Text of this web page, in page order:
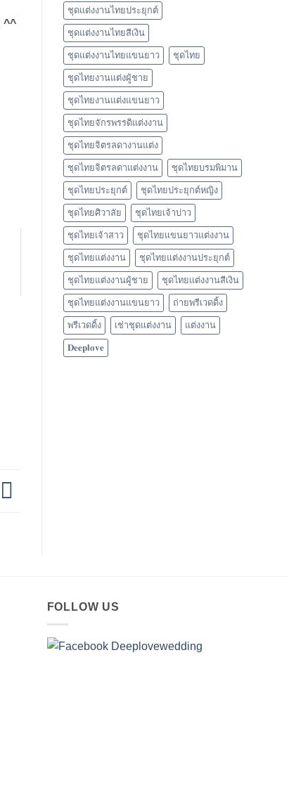
^^
ชุดแต่งงานไทยประยุกต์
ชุดแต่งงานไทยสีเงิน
ชุดแต่งงานไทยแขนยาว ชุดไทย
ชุดไทยงานแต่งผู้ชาย
ชุดไทยงานแต่งแขนยาว
ชุดไทยจักรพรรดิแต่งงาน
ชุดไทยจิตรลดางานแต่ง
ชุดไทยจิตรลดาแต่งงาน ชุดไทยบรมพิมาน
ชุดไทยประยุกต์ ชุดไทยประยุกต์หญิง
ชุดไทยศิวาลัย ชุดไทยเจ้าบ่าว
ชุดไทยเจ้าสาว ชุดไทยแขนยาวแต่งงาน
ชุดไทยแต่งงาน ชุดไทยแต่งงานประยุกต์
ชุดไทยแต่งงานผู้ชาย ชุดไทยแต่งงานสีเงิน
ชุดไทยแต่งงานแขนยาว ถ่ายพรีเวดดิ้ง
พรีเวดดิ้ง เช่าชุดแต่งงาน แต่งงาน
𝐃𝐞𝐞𝐩𝐥𝐨𝐯𝐞
FOLLOW US